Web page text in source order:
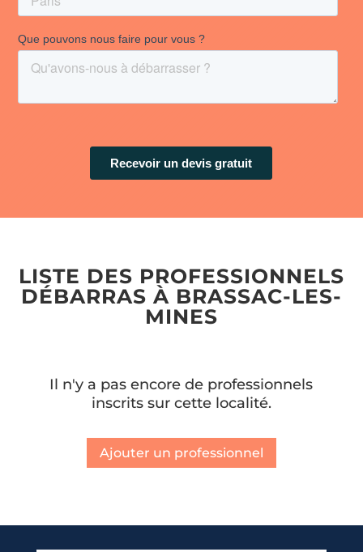
LISTE DES PROFESSIONNELS
DÉBARRAS À BRASSAC-LES-
MINES
Il n'y a pas encore de professionnels
inscrits sur cette localité.
Ajouter un professionnel